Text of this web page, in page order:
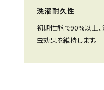
洗濯耐久性
初期性能で90%以上
虫効果を維持します。